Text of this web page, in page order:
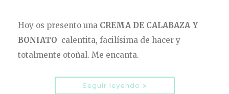
Hoy os presento una CREMA DE CALABAZA Y
BONIATO calentita, facilísima de hacer y
totalmente otoñal. Me encanta.
Seguir leyendo »